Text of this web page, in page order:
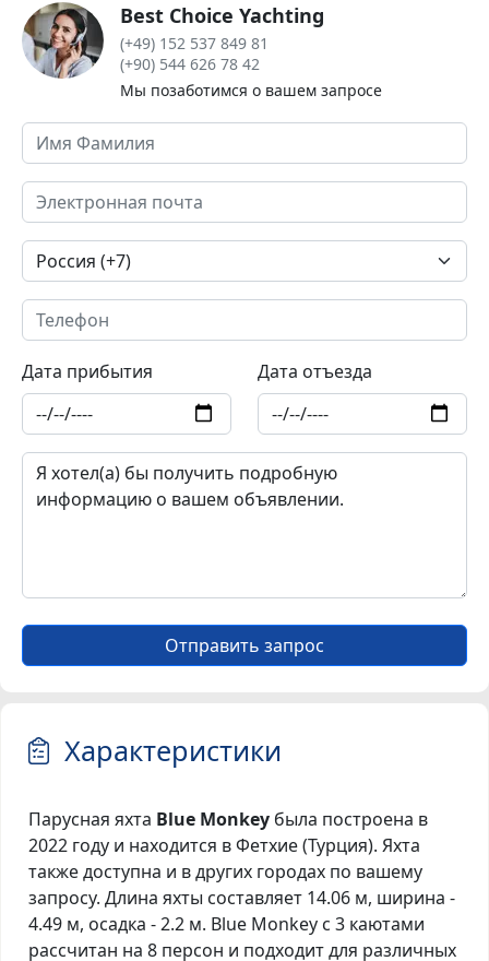
Best Choice Yachting
(+49) 152 537 849 81
(+90) 544 626 78 42
Мы позаботимся о вашем запросе
Дата прибытия Дата отъезда
Отправить запрос
Характеристики
Парусная яхта Blue Monkey была построена в
2022 году и находится в Фетхие (Турция). Яхта
также доступна и в других городах по вашему
запросу. Длина яхты составляет 14.06 м, ширина -
4.49 м, осадка - 2.2 м. Blue Monkey с 3 каютами
рассчитан на 8 персон и подходит для различных